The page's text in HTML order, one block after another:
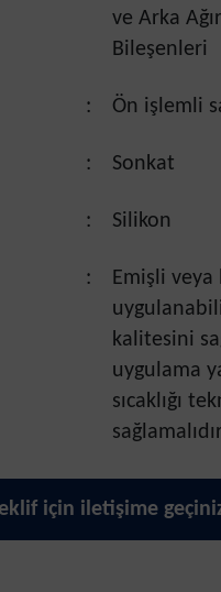
ve Arka
Bileşenleri
: Ön işlemli
: Sonkat
: Silikon
:
Emişli
kalitesini
uygulama
sıcaklığı
için iletişime